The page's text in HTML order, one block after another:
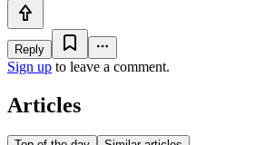
Reply
Sign up to leave a comment.
Articles